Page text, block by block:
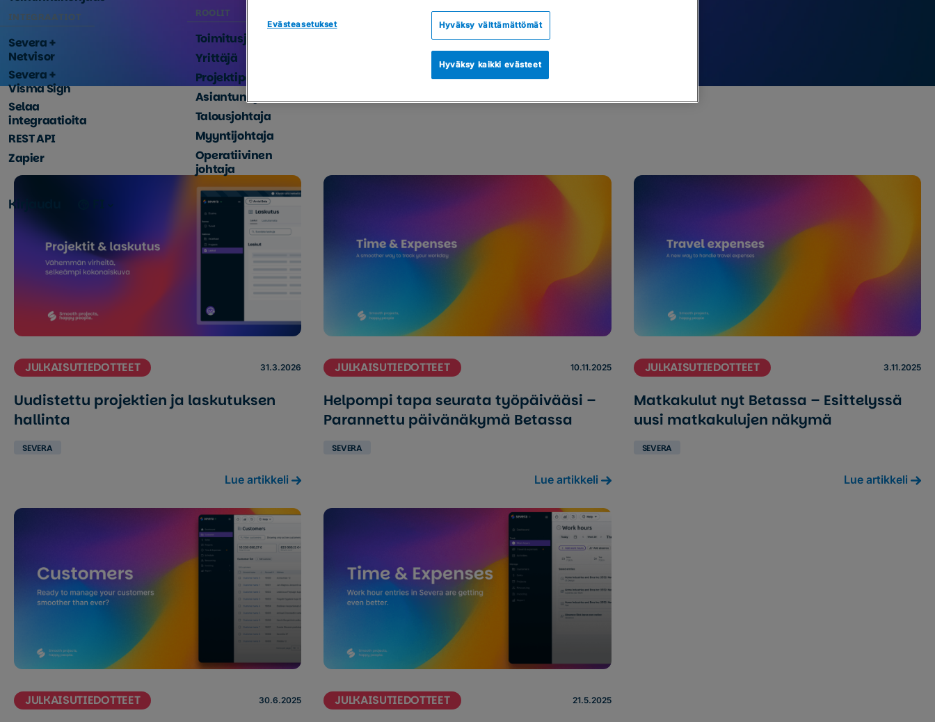
INTEGRAATIOT
Severa +
Netvisor
Severa +
Visma Sign
Selaa
integraatioita
REST API
Zapier
ROOLIT
Toimitusjohtaja
Yrittäjä
Projektipäällikkö
Asiantuntija
Talousjohtaja
Myyntijohtaja
Operatiivinen
johtaja
Kirjaudu
JULKAISUTIEDOTTEET 31.3.2026
Uudistettu projektien ja laskutuksen
hallinta
SEVERA
Lue artikkeli
JULKAISUTIEDOTTEET 10.11.2025
Helpompi tapa seurata työpäivääsi –
Parannettu päivänäkymä Betassa
SEVERA
Lue artikkeli
JULKAISUTIEDOTTEET 3.11.2025
Matkakulut nyt Betassa – Esittelyssä
uusi matkakulujen näkymä
SEVERA
Lue artikkeli
JULKAISUTIEDOTTEET 30.6.2025 JULKAISUTIEDOTTEET 21.5.2025
Hyväksy välttämättömät
Hyväksy kaikki evästeet
Evästeasetukset